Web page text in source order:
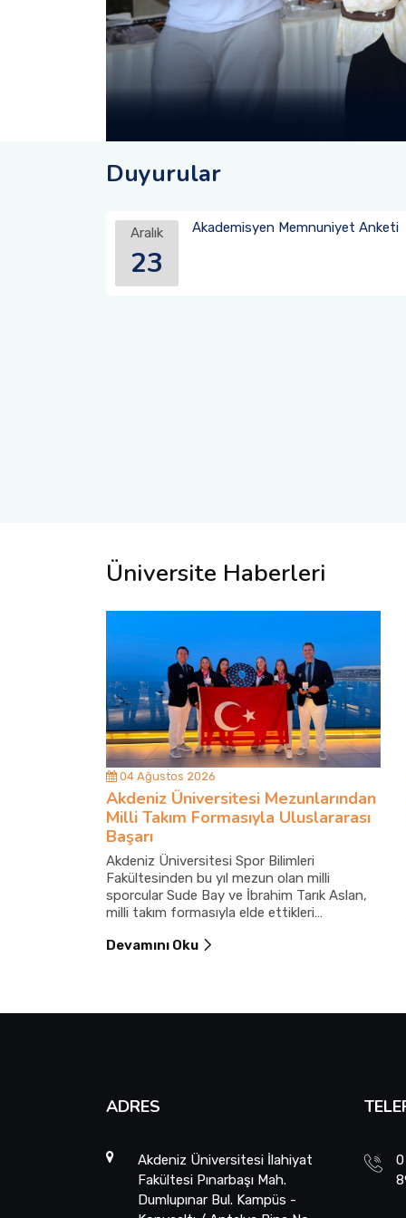
Liselerde Bilim
Fakültemiz 2025-
Duyurular
Aralık
23
Akademisyen Memnuniyet Anketi
Üniversite Haberleri
04 Ağustos 2026
Akdeniz Üniversitesi Mezunlarından
Milli Takım Formasıyla Uluslararası
Başarı
Akdeniz Üniversitesi Spor Bilimleri
Fakültesinden bu yıl mezun olan milli
sporcular Sude Bay ve İbrahim Tarık Aslan,
milli takım formasıyla elde ettikleri
Türkiye’ye gurur yaşattı.
Devamını Oku
ADRES
Akdeniz Üniversitesi İlahiyat
Fakültesi Pınarbaşı Mah.
Dumlupınar Bul. Kampüs -